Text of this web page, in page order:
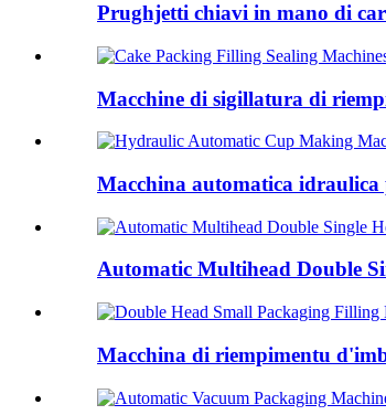
Prughjetti chiavi in ​​mano di
Macchine di sigillatura di
Macchina automatica idraulica
Automatic Multihead Double
Macchina di riempimentu